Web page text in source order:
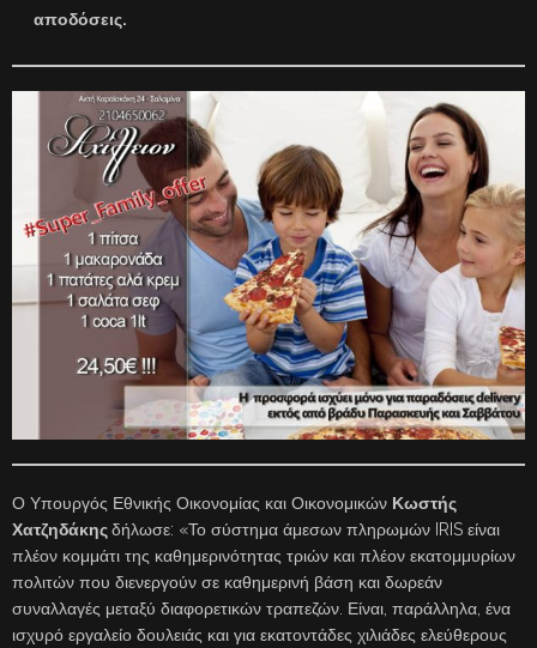
αποδόσεις.
Ο Υπουργός Εθνικής Οικονομίας και Οικονομικών Κωστής
Χατζηδάκηςδήλωσε: «Το σύστημα άμεσων πληρωμών IRIS είναι
πλέον κομμάτι της καθημερινότητας τριών και πλέον εκατομμυρίων
πολιτών που διενεργούν σε καθημερινή βάση και δωρεάν
συναλλαγές μεταξύ διαφορετικών τραπεζών. Είναι, παράλληλα, ένα
ισχυρό εργαλείο δουλειάς και για εκατοντάδες χιλιάδες ελεύθερους